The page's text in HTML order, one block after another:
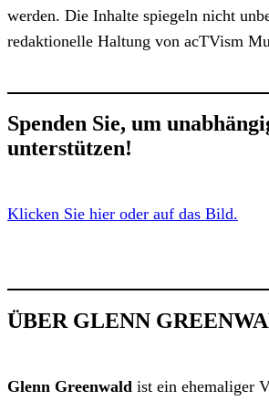
werden. Die Inhalte spiegeln nicht
redaktionelle Haltung von acTVism
Spenden Sie, um
unterstützen!
Klicken Sie hier oder auf das Bild.
ÜBER GLENN
Glenn Greenwald ist ein ehemaliger